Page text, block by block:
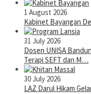
1 August 2026
Kabinet Bayangan
31 July 2026
Dosen UNISA
Terapi SEFT dan M…
30 July 2026
LAZ Darul Hikam